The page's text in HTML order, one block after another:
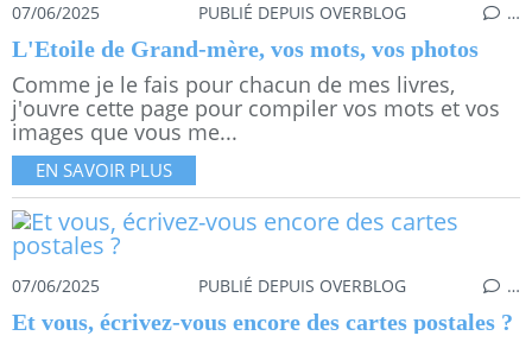
07/06/2025 PUBLIÉ DEPUIS OVERBLOG …
L'Etoile de Grand-mère, vos mots, vos photos
Comme je le fais pour chacun de mes livres,
j'ouvre cette page pour compiler vos mots et vos
images que vous me...
EN SAVOIR PLUS
07/06/2025 PUBLIÉ DEPUIS OVERBLOG …
Et vous, écrivez-vous encore des cartes postales ?